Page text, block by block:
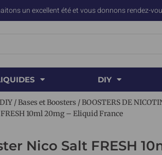
un excellent été et vous donnons rendez-
DIY
DIY /Bases et Boosters /BOOSTERS DE
10ml 20mg – Eliquid France
Nico Salt FRESH